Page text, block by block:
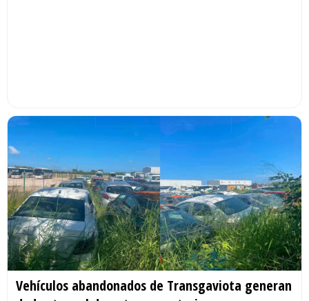
Vehículos abandonados de Transgaviota generan